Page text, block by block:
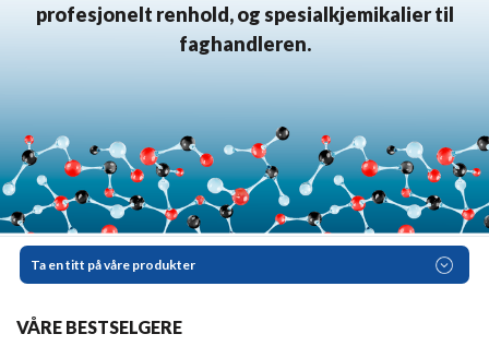
profesjonelt renhold, og spesialkjemikalier til
faghandleren.
Ta en titt på våre produkter
VÅRE BESTSELGERE